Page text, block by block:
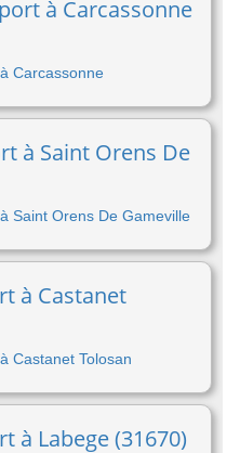
à Carcassonne
Carcassonne
à Saint Orens De
Saint Orens De Gameville
à Castanet
Castanet Tolosan
à Labege (31670)